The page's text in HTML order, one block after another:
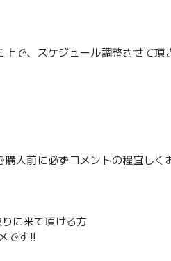
で、スケジュール調整させて頂
入前に必ずコメントの程宜しく
に来て頂ける方
です‼️